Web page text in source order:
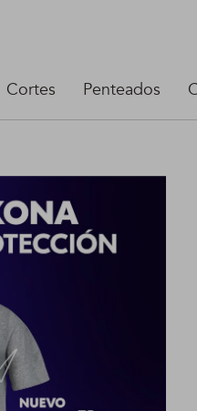
Cortes Penteados